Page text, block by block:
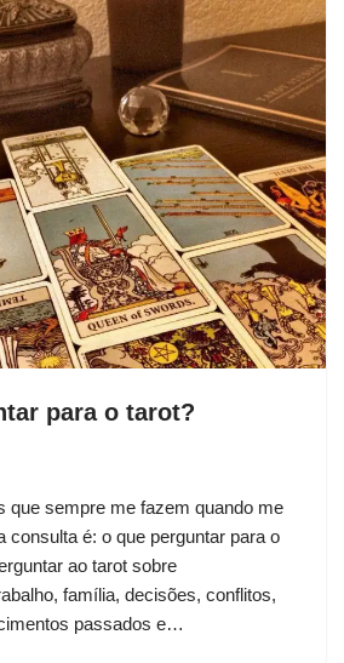
para o tarot?
que sempre me fazem quando me
consulta é: o que perguntar para o
ao tarot sobre
família, decisões, conflitos,
passados e…